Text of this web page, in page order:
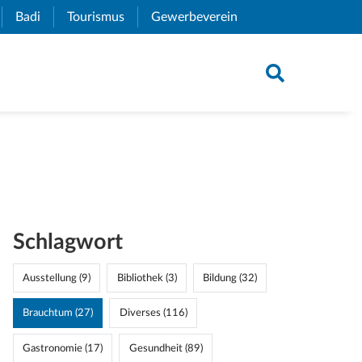
Link)
Badi (External Link)
Tourismus (External Link)
Gewerbeverein
Schlagwort
Ausstellung (9) Bibliothek (3) Bildung (32)
Brauchtum (27) Diverses (116)
Gastronomie (17) Gesundheit (89)